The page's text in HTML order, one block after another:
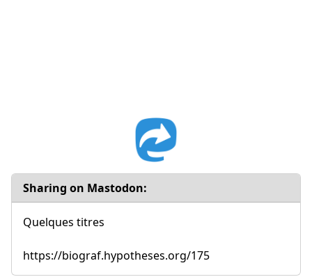
Sharing on Mastodon:
Quelques titres
https://biograf.hypotheses.org/175